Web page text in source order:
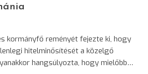
kormányfő reményét fejezte ki, hogy
hitelminősítését a közelgő
hangsúlyozta, hogy mielőbb…